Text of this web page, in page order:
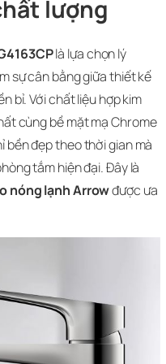
lượng
là lựa chọn lý
sự cân bằng giữa thiết kế
bỉ. Với chất liệu hợp kim
cùng bề mặt mạ Chrome
bền đẹp theo thời gian mà
tắm hiện đại. Đây là
nóng lạnh Arrowđược ưa